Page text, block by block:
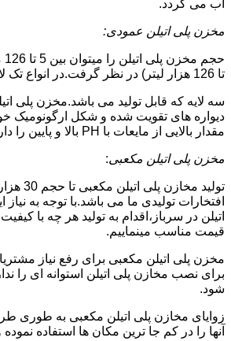
آب می گردد.
مخزن پلی اتیلن عمودی:
تا 126 هزار لیتر) در نظر گرفت.در انواع تک لایه،دولایه و
سه لایه که قابل تولید می باشد.مخزن پلی
دیواره های تقویت شده و شکل ارگونومیک
مقدار بالایی از مایعات با PH بالا و پایین را دارد.
مخزن پلی اتیلن مکعبی:
تولید
افتخارات تولیدی ما می باشد.با توجه به نیاز
اتیلن در سرباز،اقدام به تولید هر چه با
قیمت مناسب مینماییم.
مخزن پلی اتیلن مکعبی برای رفع نیاز
برای نصب مخازن پلی اتیلن استوانه ای را
شود.
زوایای مخازن پلی اتیلن مکعبی به طوری
آنها را در کم جا ترین مکان ها استفاده